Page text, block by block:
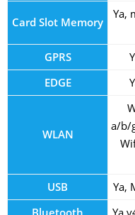
Card Slot Memory
Ya,
GPRS
EDGE
WLAN
a/b/
USB
Ya,
Bluetooth
Ya